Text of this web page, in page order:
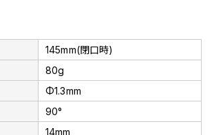
145mm(閉口時)
80g
Φ1.3mm
90°
14mm